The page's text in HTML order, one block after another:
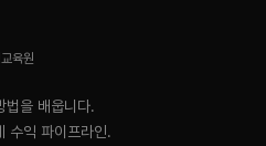
육원
법을 배웁니다.
수익 파이프라인.